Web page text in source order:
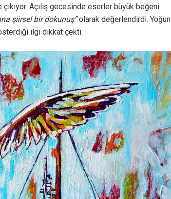
Açılış gecesinde eserler büyük beğeni
şiirsel bir dokunuş”olarak değerlendirdi. Yoğun
ilgi dikkat çekti.